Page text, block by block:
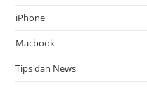
iPhone
Macbook
Tips dan News